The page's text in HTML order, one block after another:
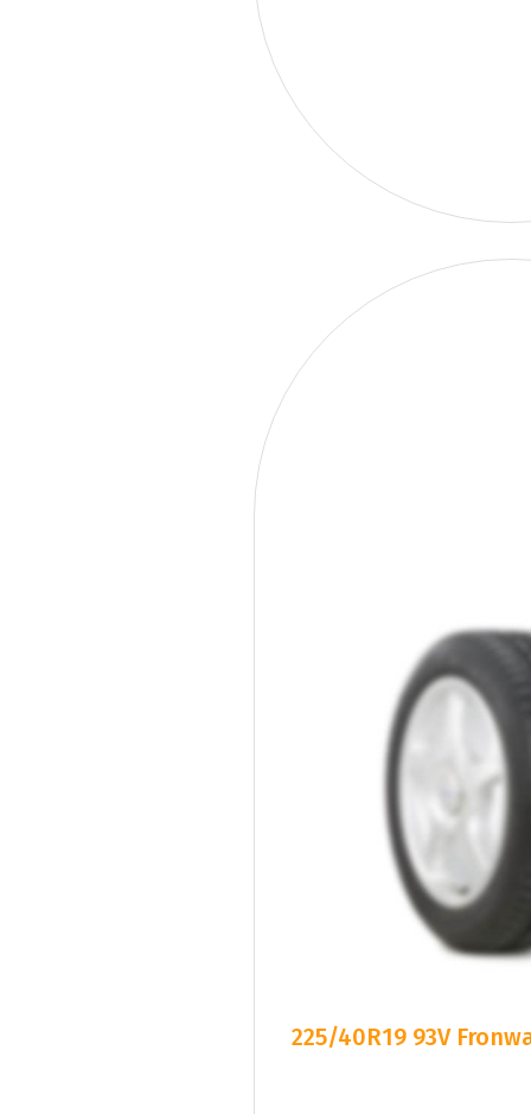
225/40R19 93V